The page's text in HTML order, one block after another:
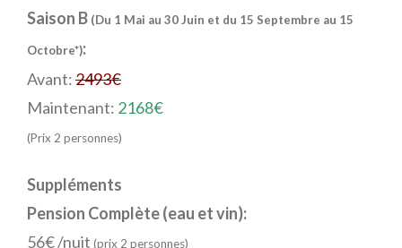
Saison B (Du 1 Mai au 30 Juin et du 15 Septembre au 15
Octobre*):
Avant:2493€
Maintenant: 2168€
(Prix 2 personnes)
Suppléments
Pension Complète (eau et vin):
56€ /nuit (prix 2 personnes)